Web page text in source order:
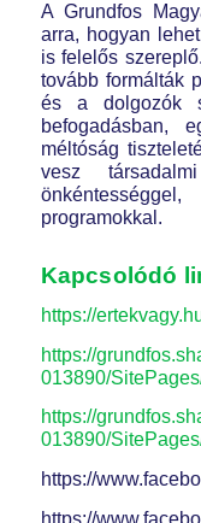
A Grundfos
arra, hogyan
is felelős
tovább formálták
és a dolgozók
befogadásban,
méltóság
vesz
programokkal.
Kapcsolódó
https://
https://
013890/
https://
013890/
https://
https://